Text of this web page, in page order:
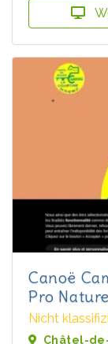
Canoë
Pro Nature
Nicht
Châtel-